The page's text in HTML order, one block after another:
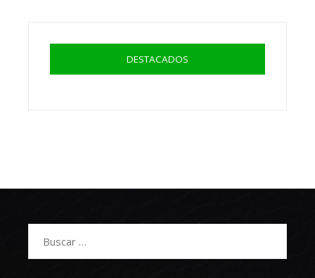
DESTACADOS